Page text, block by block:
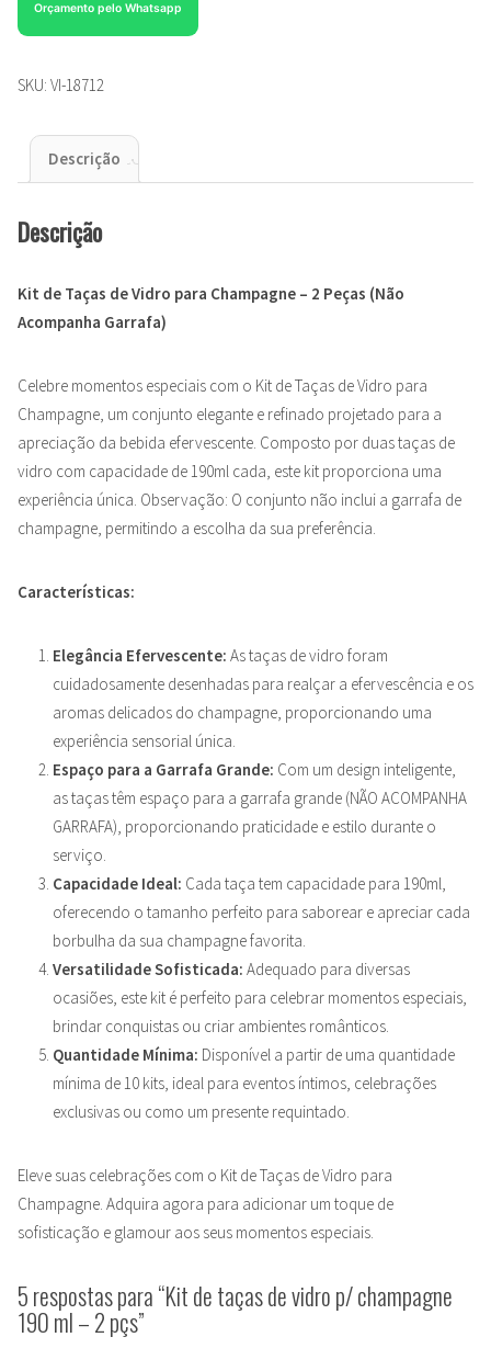
Orçamento pelo Whatsapp
SKU: VI-18712
Descrição
Descrição
Kit de Taças de Vidro para Champagne – 2 Peças (Não
Acompanha Garrafa)
Celebre momentos especiais com o Kit de Taças de Vidro para
Champagne, um conjunto elegante e refinado projetado para a
apreciação da bebida efervescente. Composto por duas taças de
vidro com capacidade de 190ml cada, este kit proporciona uma
experiência única. Observação: O conjunto não inclui a garrafa de
champagne, permitindo a escolha da sua preferência.
Características:
Elegância Efervescente: As taças de vidro foram
cuidadosamente desenhadas para realçar a efervescência e os
aromas delicados do champagne, proporcionando uma
experiência sensorial única.
Espaço para a Garrafa Grande: Com um design inteligente,
as taças têm espaço para a garrafa grande (NÃO ACOMPANHA
GARRAFA), proporcionando praticidade e estilo durante o
serviço.
Capacidade Ideal: Cada taça tem capacidade para 190ml,
oferecendo o tamanho perfeito para saborear e apreciar cada
borbulha da sua champagne favorita.
Versatilidade Sofisticada: Adequado para diversas
ocasiões, este kit é perfeito para celebrar momentos especiais,
brindar conquistas ou criar ambientes românticos.
Quantidade Mínima: Disponível a partir de uma quantidade
mínima de 10 kits, ideal para eventos íntimos, celebrações
exclusivas ou como um presente requintado.
Eleve suas celebrações com o Kit de Taças de Vidro para
Champagne. Adquira agora para adicionar um toque de
sofisticação e glamour aos seus momentos especiais.
5 respostas para “Kit de taças de vidro p/ champagne
190 ml – 2 pçs”